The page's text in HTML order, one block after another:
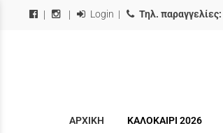
Login | Τηλ. παραγγελίες:
ΑΡΧΙΚΗ ΚΑΛΟΚΑΙΡΙ 2026